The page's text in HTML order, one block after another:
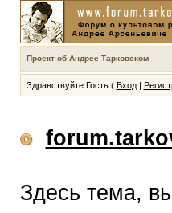
Проект об Андрее Тарковском
Здравствуйте Гость ( Вход|
Здесь тема,